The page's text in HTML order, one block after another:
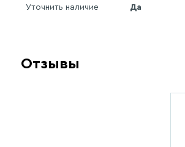
Уточнить наличие Да
Отзывы